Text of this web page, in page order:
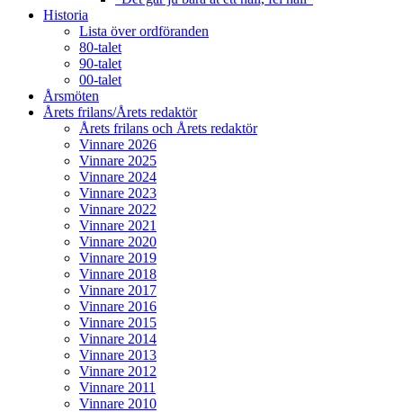
Historia
Lista över ordföranden
80-talet
90-talet
00-talet
Årsmöten
Årets frilans/Årets redaktör
Årets frilans och Årets redaktör
Vinnare 2026
Vinnare 2025
Vinnare 2024
Vinnare 2023
Vinnare 2022
Vinnare 2021
Vinnare 2020
Vinnare 2019
Vinnare 2018
Vinnare 2017
Vinnare 2016
Vinnare 2015
Vinnare 2014
Vinnare 2013
Vinnare 2012
Vinnare 2011
Vinnare 2010